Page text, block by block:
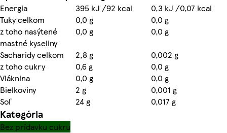
Energia
395 kJ /92 kcal
0,3 kJ /0,07 kcal
Tuky celkom
0,0 g
0,0 g
z toho nasýtené
mastné kyseliny
0,0 g
0,0 g
Sacharidy celkom
2,8 g
0,002 g
z toho cukry
0,6 g
0,0 g
Vláknina
0,0 g
0,0 g
Bielkoviny
2 g
0,001 g
Soľ
24 g 0,017 g
Kategória
Bez prídavku cukru